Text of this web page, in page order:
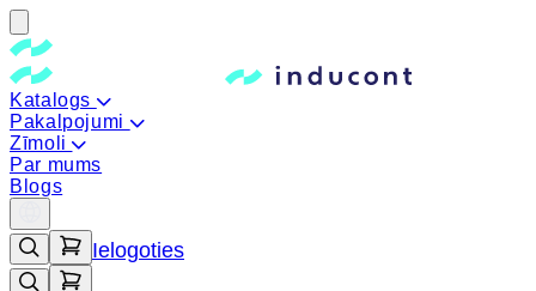
Katalogs
Pakalpojumi
Zīmoli
Par mums
Blogs
Ielogoties